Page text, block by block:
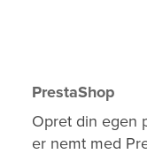
PrestaShop
Opret din egen
er nemt med